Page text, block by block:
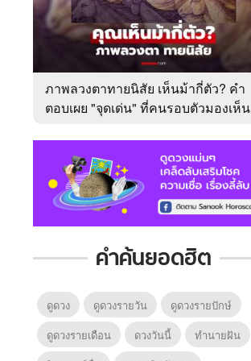
ภาพลวงตาทายนิสัย เห็นม้ากี่ตัว? คำ
ตอบเผย "จุดเด่น" ที่คนรอบตัวมองเห็น
คำค้นยอดฮิต
ดูดวง ดูดวงรายวัน
ดูดวงรายปักษ์
ดูดวงรายเดือน
ดวงวันนี้
ทํานายฝัน